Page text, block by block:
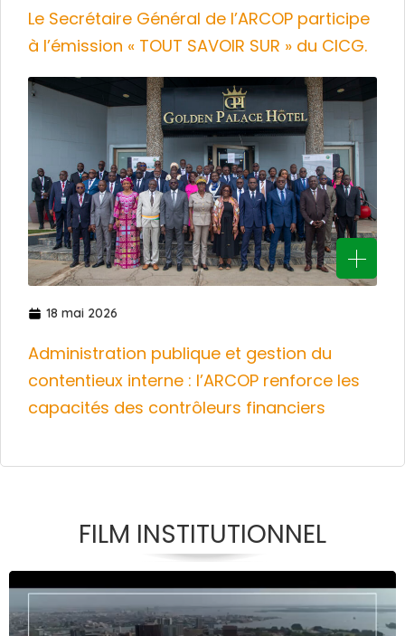
Le Secrétaire Général de l’ARCOP participe
à l’émission « TOUT SAVOIR SUR » du CICG.
18 mai 2026
Administration publique et gestion du
contentieux interne : l’ARCOP renforce les
capacités des contrôleurs financiers
FILM INSTITUTIONNEL